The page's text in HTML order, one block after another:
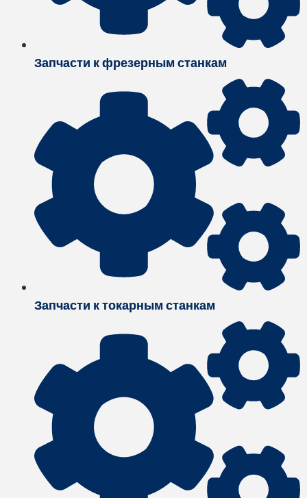
Запчасти к фрезерным станкам
Запчасти к токарным станкам